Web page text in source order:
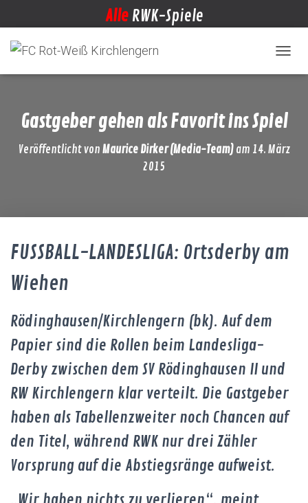
Alle RWK-Spiele
Gastgeber gehen als Favorit ins Spiel
Veröffentlicht von Maurice Dirker (Media-Team)am 14. März
2015
FUSSBALL-LANDESLIGA: Ortsderby am
Wiehen
Rödinghausen/Kirchlengern (bk). Auf dem
Papier sind die Rollen beim Landesliga-
Derby zwischen dem SV Rödinghausen II und
RW Kirchlengern klar verteilt. Die Gastgeber
haben als Tabellenzweiter noch Chancen auf
den Titel, während RWK nur drei Zähler
Vorsprung auf die Abstiegsränge aufweist.